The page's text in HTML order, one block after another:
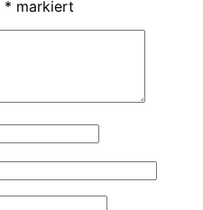
* markiert